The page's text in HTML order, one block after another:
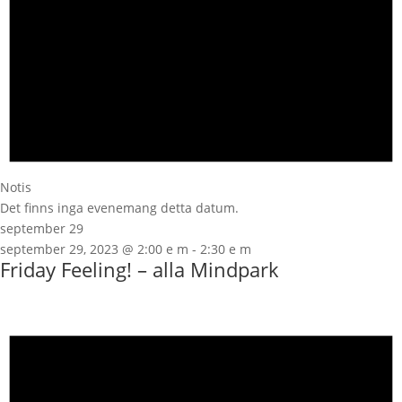
Notis
Det finns inga evenemang detta datum.
september 29
september 29, 2023 @ 2:00 e m - 2:30 e m
Friday Feeling! – alla Mindpark